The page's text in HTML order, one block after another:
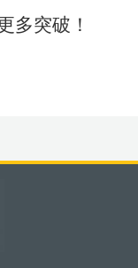
多突破！